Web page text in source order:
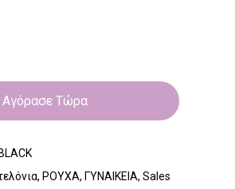
Αγόρασε Τώρα
, ΡΟΥΧΑ, ΓΥΝΑΙΚΕΙΑ,Sales